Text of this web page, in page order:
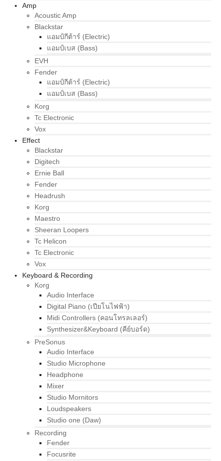
Amp
Acoustic Amp
Blackstar
แอมป์กีต้าร์ (Electric)
แอมป์เบส (Bass)
EVH
Fender
แอมป์กีต้าร์ (Electric)
แอมป์เบส (Bass)
Korg
Tc Electronic
Vox
Effect
Blackstar
Digitech
Ernie Ball
Fender
Headrush
Korg
Maestro
Sheeran Loopers
Tc Helicon
Tc Electronic
Vox
Keyboard & Recording
Korg
Audio Interface
Digital Piano (เปียโนไฟฟ้า)
Midi Controllers (คอนโทรลเลอร์)
Synthesizer&Keyboard (คีย์บอร์ด)
PreSonus
Audio Interface
Studio Microphone
Headphone
Mixer
Studio Mornitors
Loudspeakers
Studio one (Daw)
Recording
Fender
Focusrite